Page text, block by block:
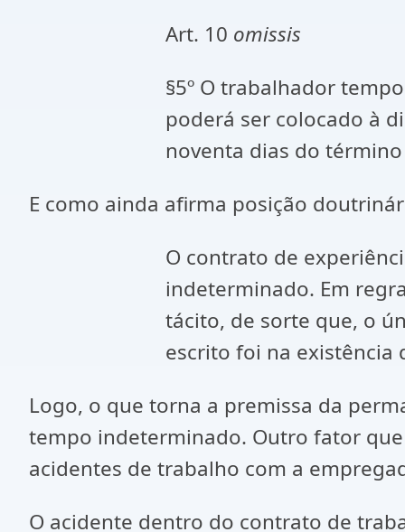
Art. 10 omissis
§5º O trabalhador
poderá ser colocado à
noventa dias do
E como ainda afirma posição
O contrato de
indeterminado. Em
tácito, de sorte que, o
escrito foi na
Logo, o que torna a premissa da
tempo indeterminado. Outro fator
acidentes de trabalho com a
O acidente dentro do contrato de